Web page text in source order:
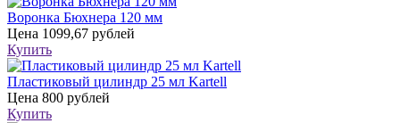
Воронка Бюхнера 120 мм
Цена 1099,67 рублей
Купить
Пластиковый цилиндр 25 мл Kartell
Цена 800 рублей
Купить